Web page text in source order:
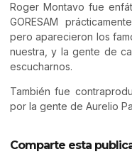
Roger Montavo fue
GORESAM
pero aparecieron los
nuestra, y la gente de
escucharnos.
También fue
por la gente de Aurelio
Comparte esta